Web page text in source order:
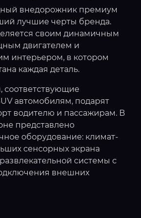
внедорожник премиум
лучшие черты бренда.
своим динамичным
двигателем и
интерьером, в котором
каждая деталь.
соответствующие
автомобилям, подарят
водителю и пассажирам. В
представлено
оборудование: климат-
сенсорных экрана
системы с
внешних